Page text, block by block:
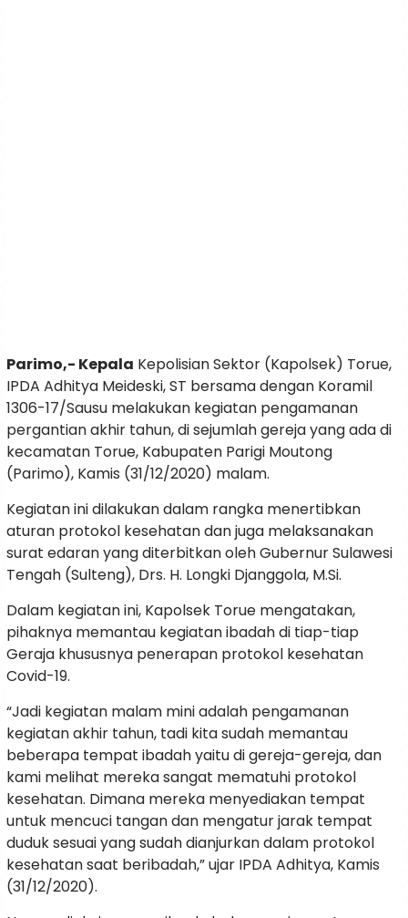
Parimo,- Kepala Kepolisian Sektor (Kapolsek) Torue,
IPDA Adhitya Meideski, ST bersama dengan Koramil
1306-17/Sausu melakukan kegiatan pengamanan
pergantian akhir tahun, di sejumlah gereja yang ada di
kecamatan Torue, Kabupaten Parigi Moutong
(Parimo), Kamis (31/12/2020) malam.
Kegiatan ini dilakukan dalam rangka menertibkan
aturan protokol kesehatan dan juga melaksanakan
surat edaran yang diterbitkan oleh Gubernur Sulawesi
Tengah (Sulteng), Drs. H. Longki Djanggola, M.Si.
Dalam kegiatan ini, Kapolsek Torue mengatakan,
pihaknya memantau kegiatan ibadah di tiap-tiap
Geraja khususnya penerapan protokol kesehatan
Covid-19.
“Jadi kegiatan malam mini adalah pengamanan
kegiatan akhir tahun, tadi kita sudah memantau
beberapa tempat ibadah yaitu di gereja-gereja, dan
kami melihat mereka sangat mematuhi protokol
kesehatan. Dimana mereka menyediakan tempat
untuk mencuci tangan dan mengatur jarak tempat
duduk sesuai yang sudah dianjurkan dalam protokol
kesehatan saat beribadah,” ujar IPDA Adhitya, Kamis
(31/12/2020).